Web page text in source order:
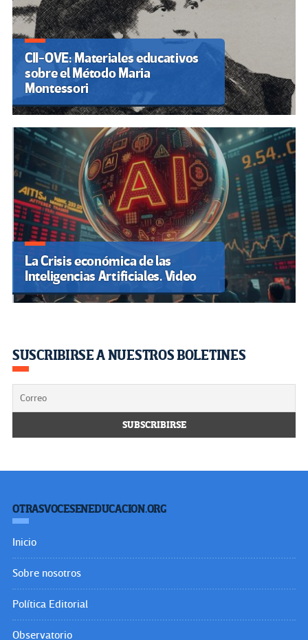
CII-OVE: Materiales educativos
sobre el Método Maria
Montessori
La Crisis económica de las
Inteligencias Artificiales. Video
SUSCRIBIRSE A NUESTROS BOLETINES
OTRASVOCESENEDUCACION.ORG
Inicio
Sobre nosotros
Política Editorial
Observatorio